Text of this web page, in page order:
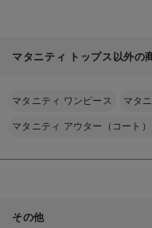
マタニティ トップス以外の
マタニティ ワンピース マタ
マタニティ アウター（コート
その他